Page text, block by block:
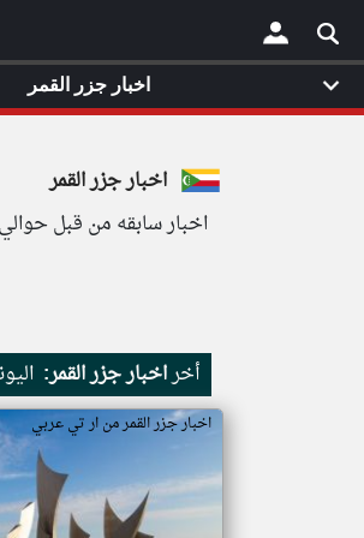
×
اخبار جزر القمر
اخبار سابقه من قبل حوالي ٦ ساعات
أخراخبار جزر القمر:
اخبار جزر القمر من ار تي عربي
اخبار جزر القمر